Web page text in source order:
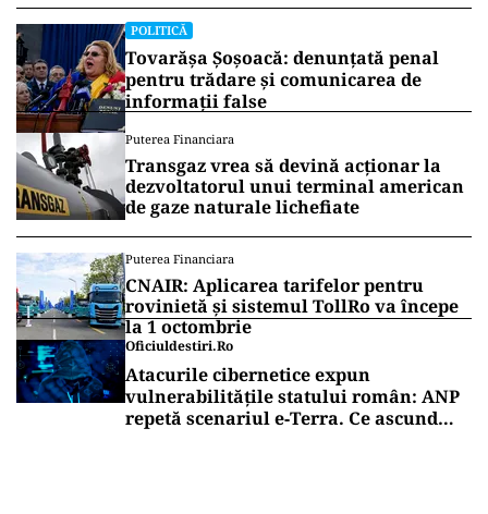
POLITICĂ
Tovarășa Șoșoacă: denunțată penal
pentru trădare și comunicarea de
informații false
Puterea Financiara
Transgaz vrea să devină acționar la
dezvoltatorul unui terminal american
de gaze naturale lichefiate
Puterea Financiara
CNAIR: Aplicarea tarifelor pentru
rovinietă și sistemul TollRo va începe
la 1 octombrie
Oficiuldestiri.ro
Atacurile cibernetice expun
vulnerabilitățile statului român: ANP
repetă scenariul e‑Terra. Ce ascund